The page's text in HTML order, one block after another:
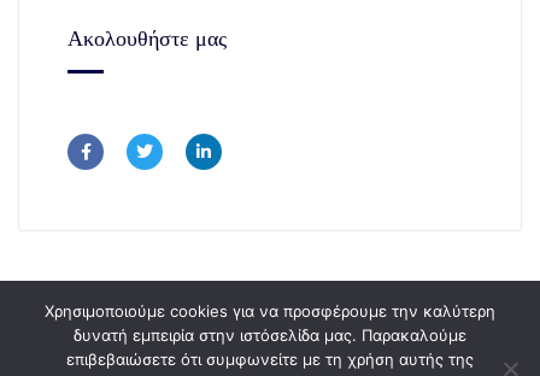
Ακολουθήστε μας
Χρησιμοποιούμε cookies για να προσφέρουμε την καλύτερη
δυνατή εμπειρία στην ιστόσελίδα μας. Παρακαλούμε
επιβεβαιώσετε ότι συμφωνείτε με τη χρήση αυτής της